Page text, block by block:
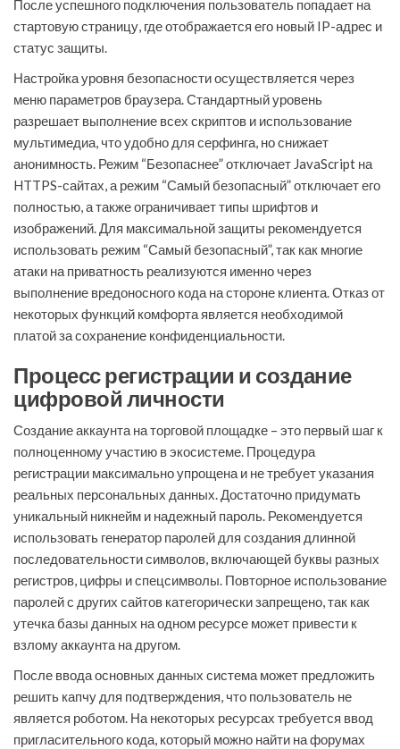
После успешного подключения пользователь попадает на
стартовую страницу, где отображается его новый IP-адрес и
статус защиты.
Настройка уровня безопасности осуществляется через
меню параметров браузера. Стандартный уровень
разрешает выполнение всех скриптов и использование
мультимедиа, что удобно для серфинга, но снижает
анонимность. Режим “Безопаснее” отключает JavaScript на
HTTPS-сайтах, а режим “Самый безопасный” отключает его
полностью, а также ограничивает типы шрифтов и
изображений. Для максимальной защиты рекомендуется
использовать режим “Самый безопасный”, так как многие
атаки на приватность реализуются именно через
выполнение вредоносного кода на стороне клиента. Отказ от
некоторых функций комфорта является необходимой
платой за сохранение конфиденциальности.
Процесс регистрации и создание
цифровой личности
Создание аккаунта на торговой площадке – это первый шаг к
полноценному участию в экосистеме. Процедура
регистрации максимально упрощена и не требует указания
реальных персональных данных. Достаточно придумать
уникальный никнейм и надежный пароль. Рекомендуется
использовать генератор паролей для создания длинной
последовательности символов, включающей буквы разных
регистров, цифры и спецсимволы. Повторное использование
паролей с других сайтов категорически запрещено, так как
утечка базы данных на одном ресурсе может привести к
взлому аккаунта на другом.
После ввода основных данных система может предложить
решить капчу для подтверждения, что пользователь не
является роботом. На некоторых ресурсах требуется ввод
пригласительного кода, который можно найти на форумах